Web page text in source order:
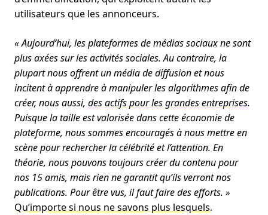
utilisateurs que les annonceurs.
« Aujourd’hui, les plateformes de médias sociaux ne sont
plus axées sur les activités sociales. Au contraire, la
plupart nous offrent un média de diffusion et nous
incitent à apprendre à manipuler les algorithmes afin de
créer, nous aussi, des actifs pour les grandes entreprises.
Puisque la taille est valorisée dans cette économie de
plateforme, nous sommes encouragés à nous mettre en
scène pour rechercher la célébrité et l’attention. En
théorie, nous pouvons toujours créer du contenu pour
nos 15 amis, mais rien ne garantit qu’ils verront nos
publications. Pour être vus, il faut faire des efforts. »
Qu’importe si nous ne savons plus lesquels.